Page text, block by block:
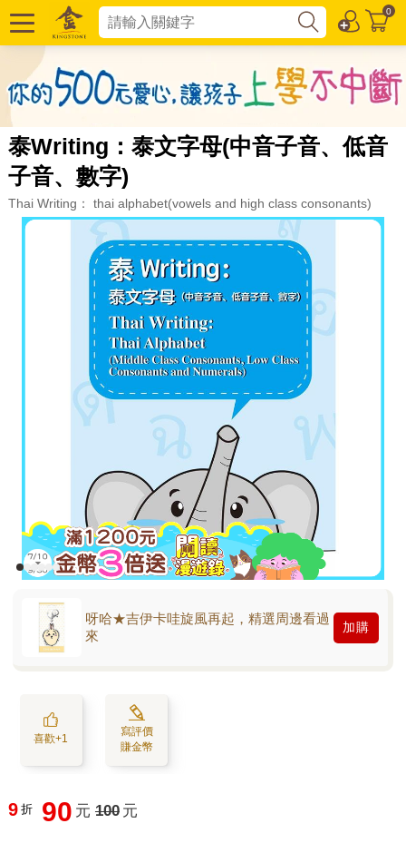
0
泰Writing：泰文字母(中音子音、低音
子音、數字)
Thai Writing： thai alphabet(vowels and high class consonants)
呀哈★吉伊卡哇旋風再起，精選周邊看過
來
加購
喜歡+1
寫評價
賺金幣
9 折 90 元 100 元